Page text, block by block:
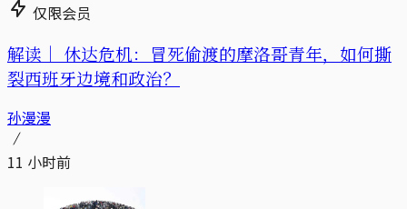
仅限会员
解读｜ 休达危机：冒死偷渡的摩洛哥青年，如何撕
裂西班牙边境和政治？
孙漫漫
11 小时前